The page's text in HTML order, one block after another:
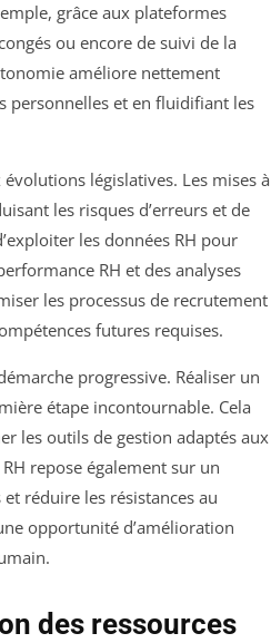
grâce aux plateformes
ou encore de suivi de la
améliore nettement
personnelles et en fluidifiant les
législatives. Les mises à
les risques d’erreurs et de
les données RH pour
RH et des analyses
les processus de recrutement
futures requises.
progressive. Réaliser un
étape incontournable. Cela
les outils de gestion adaptés aux
repose également sur un
réduire les résistances au
opportunité d’amélioration
des ressources